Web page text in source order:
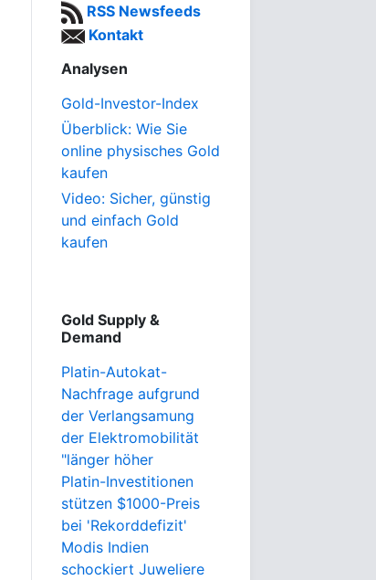
RSS Newsfeeds
Kontakt
Analysen
Gold-Investor-Index
Überblick: Wie Sie
online physisches Gold
kaufen
Video: Sicher, günstig
und einfach Gold
kaufen
Gold Supply &
Demand
Platin-Autokat-
Nachfrage aufgrund
der Verlangsamung
der Elektromobilität
"länger höher
Platin-Investitionen
stützen $1000-Preis
bei 'Rekorddefizit'
Modis Indien
schockiert Juweliere